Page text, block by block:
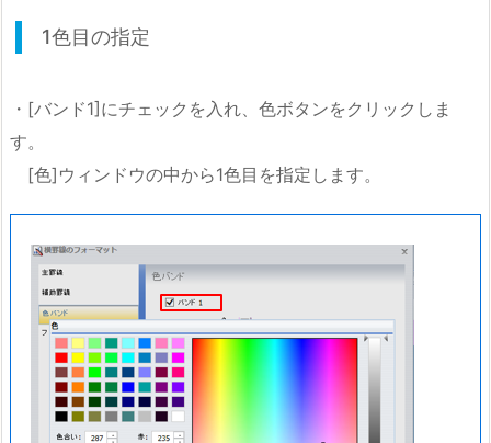
1色目の指定
・[バンド1]にチェックを入れ、色ボタンをクリックしま
す。
[色]ウィンドウの中から1色目を指定します。